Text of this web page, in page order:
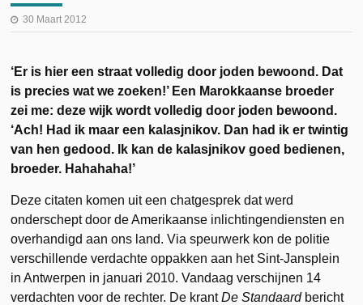
30 Maart 2012
‘Er is hier een straat volledig door joden bewoond. Dat
is precies wat we zoeken!’ Een Marokkaanse broeder
zei me: deze wijk wordt volledig door joden bewoond.
‘Ach! Had ik maar een kalasjnikov. Dan had ik er twintig
van hen gedood. Ik kan de kalasjnikov goed bedienen,
broeder. Hahahaha!’
Deze citaten komen uit een chatgesprek dat werd
onderschept door de Amerikaanse inlichtingendiensten en
overhandigd aan ons land. Via speurwerk kon de politie
verschillende verdachte oppakken aan het Sint-Jansplein
in Antwerpen in januari 2010. Vandaag verschijnen 14
verdachten voor de rechter. De krantDe Standaardbericht